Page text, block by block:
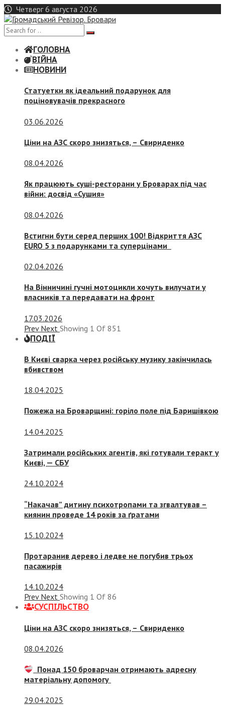
Skip
to
content
Четверг 6 августа 2026
ГОЛОВНА
ВІЙНА
НОВИНИ
Статуетки як ідеальний подарунок для
поціновувачів прекрасного
03.06.2026
Ціни на АЗС скоро знизяться, – Свириденко
08.04.2026
Як працюють суші-ресторани у Броварах під час
війни: досвід «Сушия»
08.04.2026
Встигни бути серед перших 100! Відкриття АЗС
EURO 5 з подарунками та суперцінами
02.04.2026
На Вінничині гучні мотоцикли хочуть вилучати у
власників та передавати на фронт
17.03.2026
Prev Next Showing 1 Of 851
ПОДІЇ
В Києві сварка через російську музику закінчилась
вбивством
18.04.2025
Пожежа на Броварщині: горіло поле під Баришівкою
14.04.2025
Затримали російських агентів, які готували теракт у
Києві, — СБУ
24.10.2024
“Накачав” дитину психотропами та згвалтував –
киянин проведе 14 років за ґратами
15.10.2024
Протаранив дерево і ледве не погубив трьох
пасажирів
14.10.2024
Prev Next Showing 1 Of 86
СУСПIЛЬСТВО
Ціни на АЗС скоро знизяться, – Свириденко
08.04.2026
Понад 150 броварчан отримають адресну
матеріальну допомогу
29.04.2025